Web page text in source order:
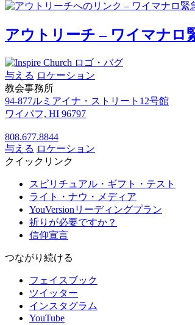
アウトリーチ – ワイマナロ
与える ロケーション
教会事務所
94-877ルミアイナ・ストリート12号館
ワイパフ, HI 96797
808.677.8844
与える ロケーション
クイックリンク
スピリチュアル・ギフト・テスト
ライト・ナウ・メディア
YouVersionリーディングプラン
祈りが必要ですか？
信仰宣言
つながり続ける
フェイスブック
ツイッター
インスタグラム
YouTube